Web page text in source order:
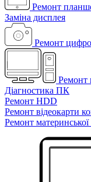
Ремонт
Заміна дисплея
Ремонт
Ремонт
Діагностика ПК
Ремонт HDD
Ремонт відеокарти
Ремонт